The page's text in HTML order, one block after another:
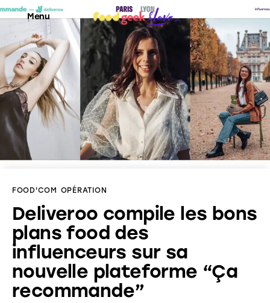
Menu
Food’News
Food’Com
Food’Art
Food’Life
FOOD'COM OPÉRATION
Deliveroo compile les bons
plans food des
influenceurs sur sa
nouvelle plateforme “Ça
recommande”